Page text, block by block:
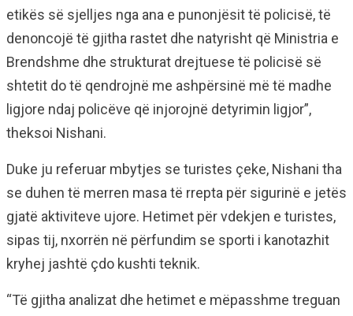
etikës së sjelljes nga ana e punonjësit të policisë, të
denoncojë të gjitha rastet dhe natyrisht që Ministria e
Brendshme dhe strukturat drejtuese të policisë së
shtetit do të qendrojnë me ashpërsinë më të madhe
ligjore ndaj policëve që injorojnë detyrimin ligjor”,
theksoi Nishani.
Duke ju referuar mbytjes se turistes çeke, Nishani tha
se duhen të merren masa të rrepta për sigurinë e jetës
gjatë aktiviteve ujore. Hetimet për vdekjen e turistes,
sipas tij, nxorrën në përfundim se sporti i kanotazhit
kryhej jashtë çdo kushti teknik.
“Të gjitha analizat dhe hetimet e mëpasshme treguan